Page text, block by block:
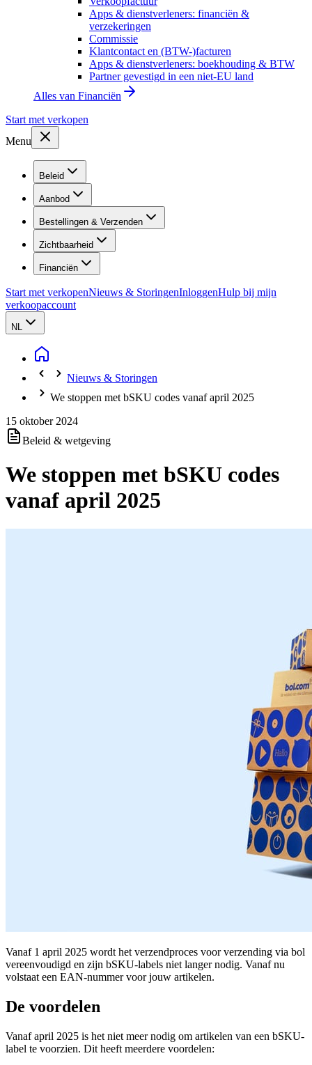
Apps & dienstverleners: financiën &
verzekeringen
Commissie
Klantcontact en (BTW-)facturen
Apps & dienstverleners: boekhouding & BTW
Partner gevestigd in een niet-EU land
Alles van Financiën
Start met verkopen
Menu
Beleid
Aanbod
Bestellingen & Verzenden
Zichtbaarheid
Financiën
Start met verkopenNieuws & StoringenInloggenHulp bij mijn
verkoopaccount
NL
Nieuws & Storingen
We stoppen met bSKU codes vanaf april 2025
15 oktober 2024
Beleid & wetgeving
We stoppen met bSKU codes
vanaf april 2025
Vanaf 1 april 2025 wordt het verzendproces voor verzending via bol
vereenvoudigd en zijn bSKU-labels niet langer nodig. Vanaf nu
volstaat een EAN-nummer voor jouw artikelen.
De voordelen
Vanaf april 2025 is het niet meer nodig om artikelen van een bSKU-
label te voorzien. Dit heeft meerdere voordelen: